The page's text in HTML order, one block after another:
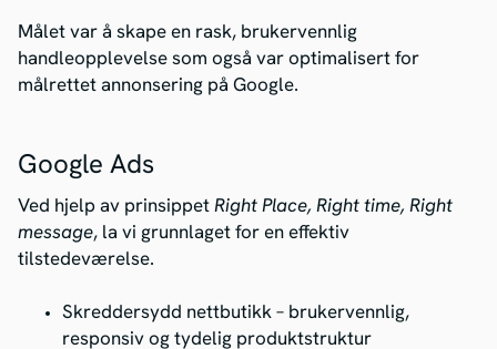
Målet var å skape en rask, brukervennlig
handleopplevelse som også var optimalisert for
målrettet annonsering på Google.
Google Ads
Ved hjelp av prinsippet Right Place, Right time, Right
message, la vi grunnlaget for en effektiv
tilstedeværelse.
Skreddersydd nettbutikk – brukervennlig,
responsiv og tydelig produktstruktur